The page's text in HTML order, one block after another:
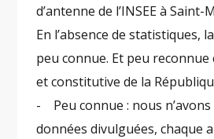
d’antenne de l’INSEE à Saint-
En l’absence de statistiques,
peu connue. Et peu
et constitutive de la
- Peu connue : nous
données divulguées, chaque